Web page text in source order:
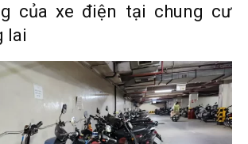
của xe điện tại chung cư
lai